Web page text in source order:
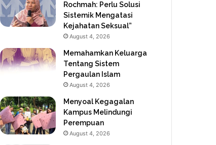
Rochmah: Perlu Solusi
Sistemik Mengatasi
Kejahatan Seksual”
August 4, 2026
Memahamkan Keluarga
Tentang Sistem
Pergaulan Islam
August 4, 2026
Menyoal Kegagalan
Kampus Melindungi
Perempuan
August 4, 2026